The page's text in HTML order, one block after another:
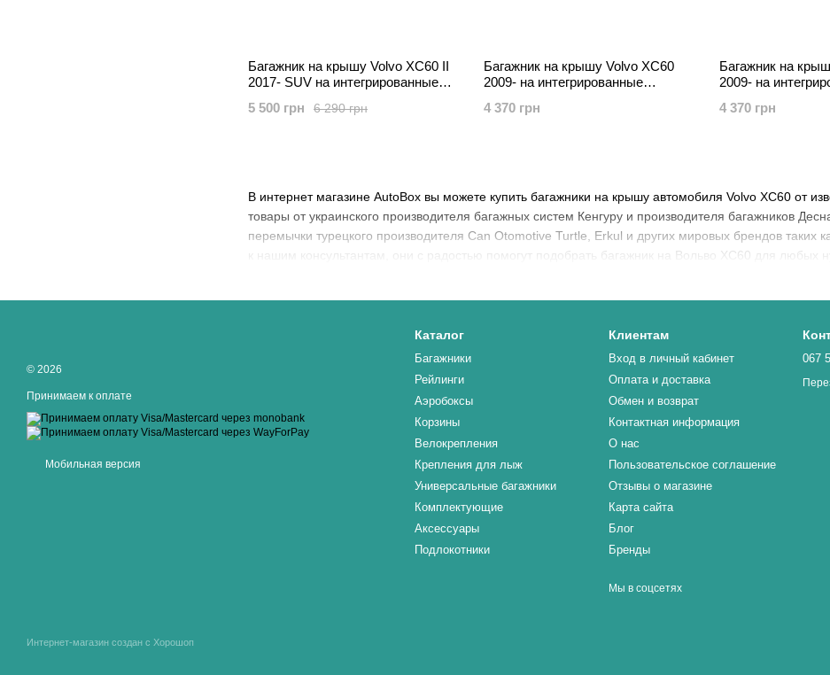
В интернет магазине AutoBox вы можете купить багажники на крышу автомобиля Volvo XC60 от
товары от украинского производителя багажных систем Кенгуру и производителя багажников
перемычки турецкого производителя Can Otomotive Turtle, Erkul и других мировых брендов
к нашим консультантам, они с радостью помогут подобрать багажник на Вольво ХС60 для любых
Багажник на крышу Volvo XC60 II
2017- SUV на интегрированные
6 290 грн
5 500 грн
Багажник на крышу Volvo XC60
2009- на интегрированные
4 370 грн
Багажник на
2009- на
4 370 грн
© 2026
Принимаем к оплате
Мобильная версия
Интернет-магазин создан с Хорошоп
Каталог
Багажники
Рейлинги
Аэробоксы
Корзины
Велокрепления
Крепления для лыж
Универсальные багажники
Комплектующие
Аксессуары
Подлокотники
Клиентам
Вход в личный кабинет
Оплата и доставка
Обмен и возврат
Контактная информация
О нас
Пользовательское соглашение
Отзывы о магазине
Карта сайта
Блог
Бренды
Мы в соцсетях
067